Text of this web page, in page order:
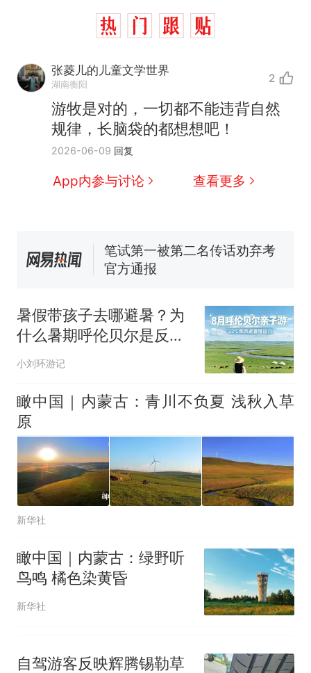
张菱儿的儿童文学世界
湖南衡阳 2
游牧是对的，一切都不能违背自然
规律，长脑袋的都想想吧！
2026-06-09 回复
App内参与讨论 查看更多
热 那个在床头放菜刀的女孩，
因老师一句“跟我回家”改写了
人生
新 搬家报价570元，搬到楼下
交5060元才肯搬上楼！女子傻
眼了……
费大厨“全国小炒肉大王”称
号，仅凭视频评出？中国烹饪
协会回应
台风"白海豚"中心附近最大风
已叫停招聘，成立调查组全面
核查
笔试第一被第二名传话劝弃考
官方通报
因老师一句“跟我回家”改写了
人生
暑假带孩子去哪避暑？为
什么暑期呼伦贝尔是反向
避暑天花板？
小刘环游记
瞰中国｜内蒙古：青川不负夏 浅秋入草
原
新华社
瞰中国｜内蒙古：绿野听
鸟鸣 橘色染黄昏
新华社
自驾游客反映辉腾锡勒草